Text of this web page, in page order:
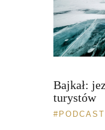
Bajkał:
turystów
PODCAST